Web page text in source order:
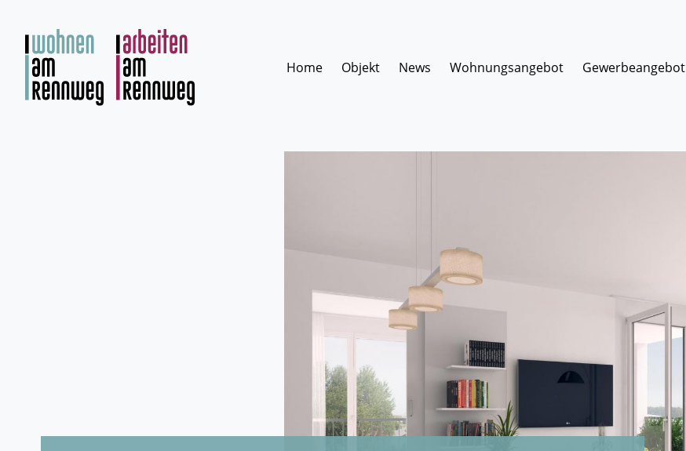
springen
Home
Objekt News Wohnungsangebot Gewerbeangebot